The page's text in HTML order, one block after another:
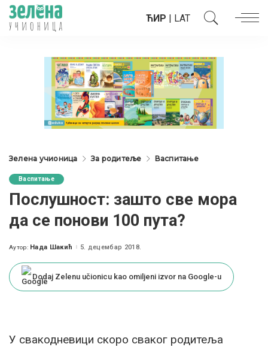
ЋИР | LAT
Зелена учионица За родитеље Васпитање
Васпитање
Послушност: зашто све мора
да се понови 100 пута?
Posted
Аутор: Нада Шакић 5. децембар 2018.
Dodaj Zelenu učionicu kao omiljeni izvor na Google-u
У свакодневици скоро сваког родитеља